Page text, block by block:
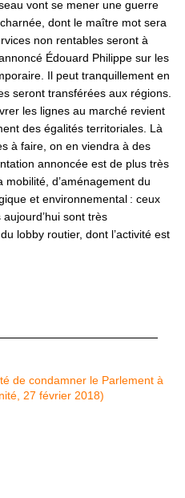
vont se mener une guerre
dont le maître mot sera
non rentables seront à
Édouard Philippe sur les
Il peut tranquillement en
seront transférées aux régions.
les lignes au marché revient
des égalités territoriales. Là
à faire, on en viendra à des
annoncée est de plus très
mobilité, d’aménagement du
et environnemental : ceux
sont très
lobby routier, dont l’activité est